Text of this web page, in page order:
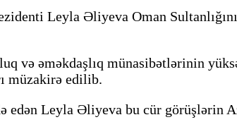
Leyla Əliyeva Oman
və əməkdaşlıq münasibətlərinin
müzakirə edilib.
edən Leyla Əliyeva bu cür